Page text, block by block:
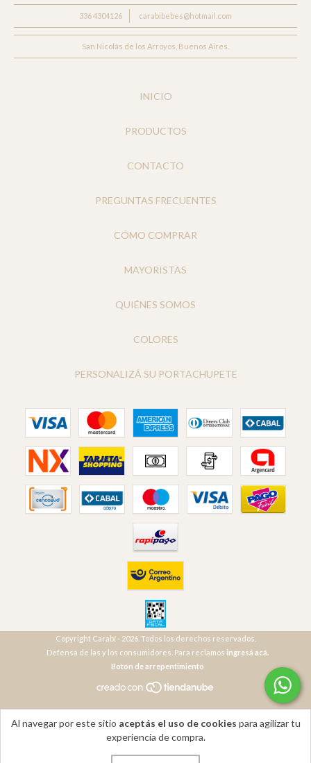
Al navegar por este sitio aceptás el uso de cookies para agilizar tu
experiencia de compra.
336 4304126 carabibebes@hotmail.com
San Nicolás de los Arroyos, Buenos Aires.
INICIO
PRODUCTOS
CONTACTO
PREGUNTAS FRECUENTES
CÓMO COMPRAR
MAYORISTAS
QUIÉNES SOMOS
COLORES
PERSONALIZÁ SU PORTACHUPETE
Copyright Carabí - 2026. Todos los derechos reservados.
Defensa de las y los consumidores. Para reclamos ingresá acá.
Botón de arrepentimiento